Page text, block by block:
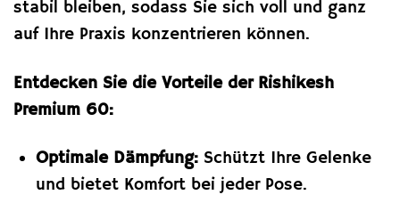
stabil bleiben, sodass Sie sich voll und ganz
auf Ihre Praxis konzentrieren können.
Entdecken Sie die Vorteile der Rishikesh
Premium 60:
Optimale Dämpfung:Schützt Ihre Gelenke
und bietet Komfort bei jeder Pose.